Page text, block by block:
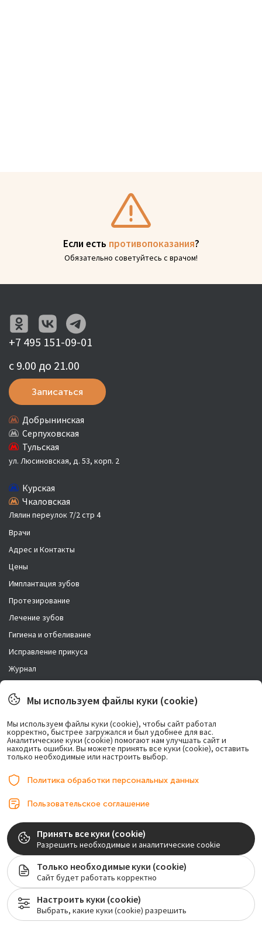
Если есть противопоказания?
Обязательно советуйтесь с врачом!
Врачи
Адрес и Контакты
Цены
Имплантация зубов
Протезирование
Лечение зубов
Гигиена и отбеливание
Исправление прикуса
Журнал
Правовая информация
Возможно лечение в рассрочку.
+7 495 151-09-01
с 9.00 до 21.00
Записаться
Добрынинская
Серпуховская
Тульская
ул. Люсиновская, д. 53, корп. 2
Курская
Чкаловская
Лялин переулок 7/2 стр 4
© 2017-2026, ООО «Центр имплантации». Любое использование либо
копирование материалов или подборки материалов сайта, элементов
дизайна и оформления допускается лишь с разрешения правообладателя и
только со ссылкой на источник: implantolog-fedorov.ru
Лицензия на осуществление медицинской деятельности №ЛО-77-01-020128
Мы собираем обезличенные метаданные (файлы cookie) для нормального
функционирования сайт.
Мы используем файлы куки (cookie)
Мы используем файлы куки (cookie), чтобы сайт работал
корректно, быстрее загружался и был удобнее для вас.
Аналитические куки (cookie) помогают нам улучшать сайт и
находить ошибки. Вы можете принять все куки (cookie), оставить
только необходимые или настроить выбор.
Политика обработки персональных данных
Пользовательское соглашение
Принять все куки (cookie)
Разрешить необходимые и аналитические cookie
Только необходимые куки (cookie)
Сайт будет работать корректно
Настроить куки (cookie)
Выбрать, какие куки (cookie) разрешить